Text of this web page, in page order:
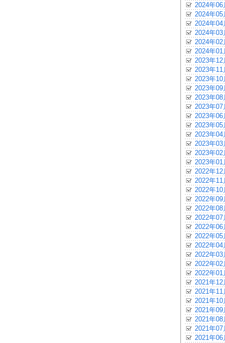
2024年06
2024年05
2024年04
2024年03
2024年02
2024年01
2023年12
2023年11
2023年10
2023年09
2023年08
2023年07
2023年06
2023年05
2023年04
2023年03
2023年02
2023年01
2022年12
2022年11
2022年10
2022年09
2022年08
2022年07
2022年06
2022年05
2022年04
2022年03
2022年02
2022年01
2021年12
2021年11
2021年10
2021年09
2021年08
2021年07
2021年06